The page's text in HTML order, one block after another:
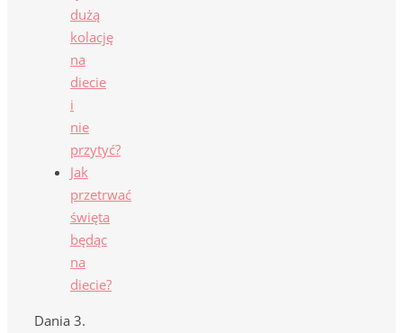
dużą
kolację
na
diecie
i
nie
przytyć?
Jak
przetrwać
święta
będąc
na
diecie?
Dania 3.